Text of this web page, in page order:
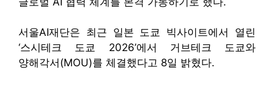
서울AI재단은 최근 일본 도쿄 빅사이트에서 열린
‘스시테크 도쿄 2026’에서 거브테크 도쿄와
양해각서(MOU)를 체결했다고 8일 밝혔다.